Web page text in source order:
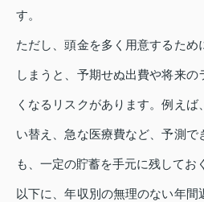
す。
ただし、頭金を多く用意するため
しまうと、予期せぬ出費や将来
くなるリスクがあります。例え
い替え、急な医療費など、予測で
も、一定の貯蓄を手元に残してお
以下に、年収別の無理のない年間